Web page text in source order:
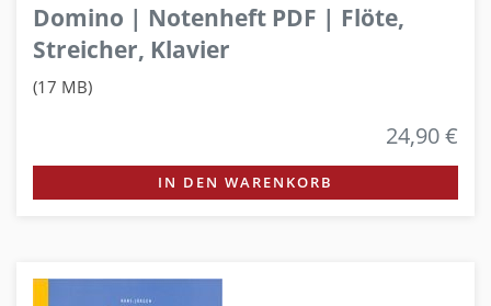
Domino | Notenheft PDF | Flöte,
Streicher, Klavier
(17 MB)
24,90 €
IN DEN WARENKORB